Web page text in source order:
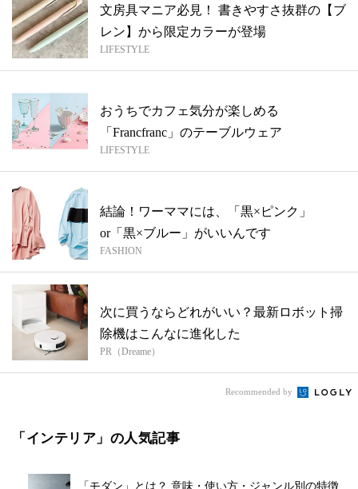
文房具マニア必見！ 書きやすさ抜群の【ブ
レン】から限定カラーが登場
LIFESTYLE
おうちでカフェ気分が楽しめる
「Francfranc」のテーブルウェア
LIFESTYLE
結論！ワーママには、「黒×ピンク」
or「黒×ブルー」がいいんです
FASHION
次に買うならどれがいい？最新ロボット掃
除機はこんなに進化した
PR（Dreame）
Recommended by
「インテリア」の人気記事
「モダン」とは？ 意味・使い方・ジャンル別の特徴